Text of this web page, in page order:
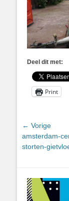
Deel dit met:
Print
Bericht
navigatie
← Vorige
Vorig
bericht:
amsterdam-
storten-